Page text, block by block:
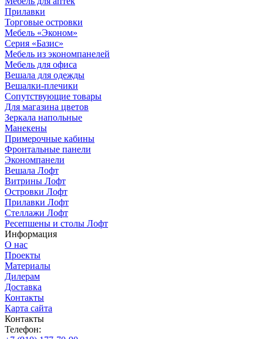
Прилавки
Торговые островки
Мебель «Эконом»
Серия «Базис»
Мебель из экономпанелей
Мебель для офиса
Вешала для одежды
Вешалки-плечики
Сопутствующие товары
Для магазина цветов
Зеркала напольные
Манекены
Примерочные кабины
Фронтальные панели
Экономпанели
Вешала Лофт
Витрины Лофт
Островки Лофт
Прилавки Лофт
Стеллажи Лофт
Ресепшены и столы Лофт
Информация
О нас
Проекты
Материалы
Дилерам
Доставка
Контакты
Карта сайта
Контакты
Телефон: